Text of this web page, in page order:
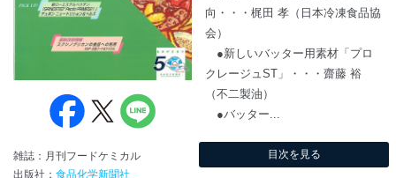
雑誌：月刊フードケミカル
出版社： 食品化学新聞社
向・・・梶田 孝（日本冷凍食品協
会）
●新しいバッター用素材「プロ
クレージュST」・・・齋藤 裕
（不二製油）
●バッター...
目次を見る